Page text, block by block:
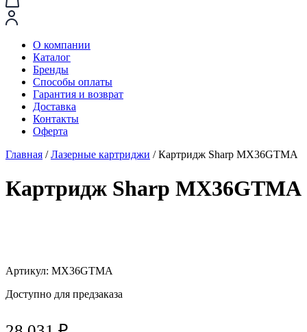
О компании
Каталог
Бренды
Способы оплаты
Гарантия и возврат
Доставка
Контакты
Оферта
Главная /Лазерные картриджи / Картридж Sharp MX36GTMA
Картридж Sharp MX36GTMA
Артикул: MX36GTMA
Доступно для предзаказа